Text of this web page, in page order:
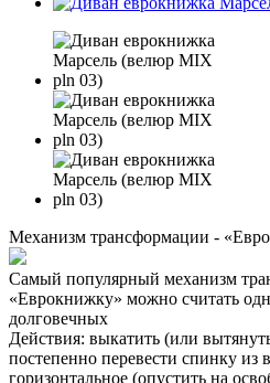
Механизм трансформации -
Самый популярный механизм
«Еврокнижку» можно считать
долговечных
Действия: выкатить (или
постепенно перевести спинку из
горизонтальное (опустить на